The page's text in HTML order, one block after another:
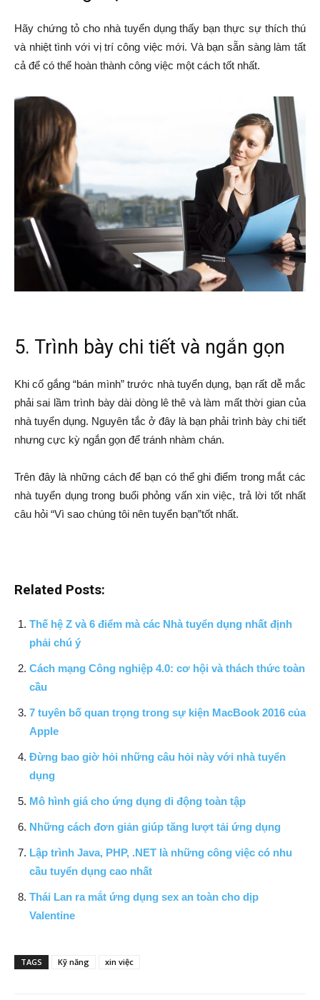
Hãy chứng tỏ cho nhà tuyển dụng thấy bạn thực sự thích thú
và nhiệt tình với vị trí công việc mới. Và bạn sẵn sàng làm tất
cả để có thể hoàn thành công việc một cách tốt nhất.
5. Trình bày chi tiết và ngắn gọn
Khi cố gắng “bán mình” trước nhà tuyển dụng, bạn rất dễ mắc
phải sai lầm trình bày dài dòng lê thê và làm mất thời gian của
nhà tuyển dụng. Nguyên tắc ở đây là bạn phải trình bày chi tiết
nhưng cực kỳ ngắn gọn để tránh nhàm chán.
Trên đây là những cách để bạn có thể ghi điểm trong mắt các
nhà tuyển dụng trong buổi phỏng vấn xin việc, trả lời tốt nhất
câu hỏi “Vì sao chúng tôi nên tuyển bạn”tốt nhất.
Related Posts:
Thế hệ Z và 6 điểm mà các Nhà tuyển dụng nhất định
phải chú ý
Cách mạng Công nghiệp 4.0: cơ hội và thách thức toàn
cầu
7 tuyên bố quan trọng trong sự kiện MacBook 2016 của
Apple
Đừng bao giờ hỏi những câu hỏi này với nhà tuyển
dụng
Mô hình giá cho ứng dụng di động toàn tập
Những cách đơn giản giúp tăng lượt tải ứng dụng
Lập trình Java, PHP, .NET là những công việc có nhu
cầu tuyển dụng cao nhất
Thái Lan ra mắt ứng dụng sex an toàn cho dịp
Valentine
TAGS Kỹ năng xin việc